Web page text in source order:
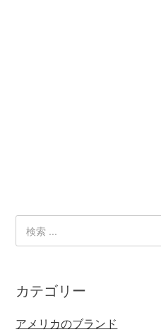
カテゴリー
アメリカのブランド